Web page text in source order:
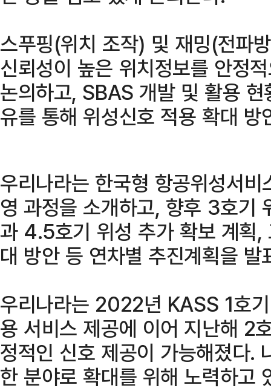
스푸핑(위치 조작) 및 재밍(전파
신뢰성이 높은 위치정보를 안정
논의하고, SBAS 개발 및 활용
유를 통해 위성신호 적용 확대 방
우리나라는 한국형 항공위성서
영 과정을 소개하고, 향후 3호기
과 4․5호기 위성 추가 확보 계획
대 방안 등 연차별 추진계획을 발
우리나라는 2022년 KASS 1호
용 서비스 제공에 이어 지난해 2
정적인 신호 제공이 가능해졌다.
한 분야로 확대를 위해 노력하고